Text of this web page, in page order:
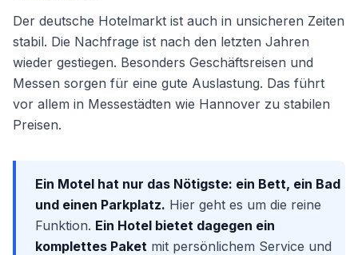
Der deutsche Hotelmarkt ist auch in unsicheren Zeiten
stabil. Die Nachfrage ist nach den letzten Jahren
wieder gestiegen. Besonders Geschäftsreisen und
Messen sorgen für eine gute Auslastung. Das führt
vor allem in Messestädten wie Hannover zu stabilen
Preisen.
Ein Motel hat nur das Nötigste: ein Bett, ein Bad
und einen Parkplatz. Hier geht es um die reine
Funktion. Ein Hotel bietet dagegen ein
komplettes Paket mit persönlichem Service und